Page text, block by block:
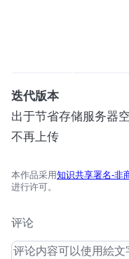
迭代版本
出于节省存储服务器
不再上传
本作品采用知识共享署名-非
进行许可。
评论